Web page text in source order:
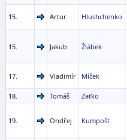
15. Artur Hlushchenko
15. Jakub Žlábek
17. Vladimír Míček
18. Tomáš Zaťko
19. Ondřej Kumpošt